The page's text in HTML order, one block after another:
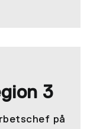
3
på